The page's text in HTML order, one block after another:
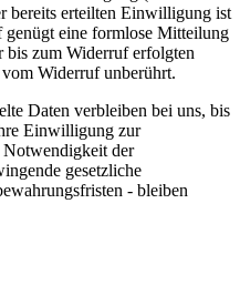
erteilten Einwilligung ist
eine formlose Mitteilung
zum Widerruf erfolgten
Widerruf unberührt.
Daten verbleiben bei uns, bis
Einwilligung zur
Notwendigkeit der
gesetzliche
- bleiben